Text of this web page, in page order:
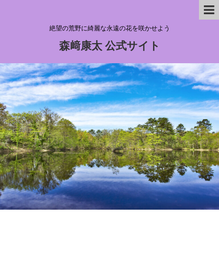
絶望の荒野に綺麗な永遠の花を咲かせよう
森﨑康太 公式サイト